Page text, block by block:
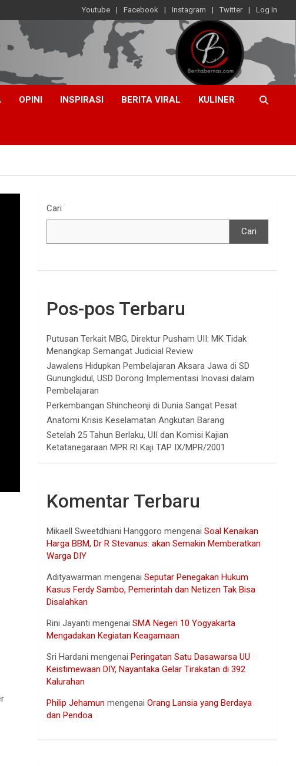
Youtube Facebook Instagram Twitter Log In
OPINI INSPIRASI BERITA VIRAL KULINER
Cari
Cari
Pos-pos Terbaru
Putusan Terkait MBG, Direktur Pusham UII: MK Tidak
Menangkap Semangat Judicial Review
Jawalens Hidupkan Pembelajaran Aksara Jawa di SD
Gunungkidul, USD Dorong Implementasi Inovasi dalam
Pembelajaran
Perkembangan Shincheonji di Dunia Sangat Pesat
Anatomi Krisis Keselamatan Angkutan Barang
Setelah 25 Tahun Berlaku, UII dan Komisi Kajian
Ketatanegaraan MPR RI Kaji TAP IX/MPR/2001
Komentar Terbaru
Mikaell Sweetdhiani Hanggoro mengenaiSoal Kenaikan
Harga BBM, Dr R Stevanus: akan Semakin Memberatkan
Warga DIY
Adityawarman mengenaiSeputar Penegakan Hukum
Kasus Ferdy Sambo, Pemerintah dan Netizen Tak Bisa
Disalahkan
Rini Jayanti mengenaiSMA Negeri 10 Yogyakarta
Mengadakan Kegiatan Keagamaan
Sri Hardani mengenaiPeringatan Satu Dasawarsa UU
Keistimewaan DIY, Nayantaka Gelar Tirakatan di 392
Kalurahan
Philip Jehamun mengenaiOrang Lansia yang Berdaya
dan Pendoa